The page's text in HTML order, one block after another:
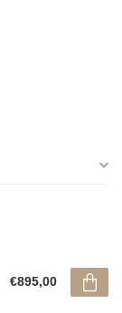
€895,00